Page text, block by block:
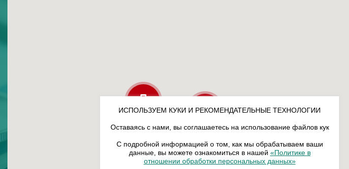
ИСПОЛЬЗУЕМ КУКИ И РЕКОМЕНДАТЕЛЬНЫЕ ТЕХНОЛОГИИ
Оставаясь с нами, вы соглашаетесь на использование файлов кук
С подробной информацией о том, как мы обрабатываем ваши
данные, вы можете ознакомиться в нашей «Политике в
отношении обработки персональных данных»